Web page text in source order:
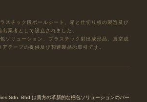
スチック段ボールシート、箱と仕切り板の製造及び
出業者として設立されました。
ソリューション、プラスチック射出成形品、真空成
アテープの提供及び関連製品の取引です。
Sdn. Bhd.は貴方の革新的な梱包ソリューションのパー